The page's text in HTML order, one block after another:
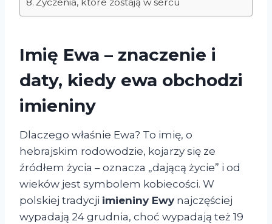
Życzenia, które zostają w sercu
Imię Ewa – znaczenie i
daty, kiedy ewa obchodzi
imieniny
Dlaczego właśnie Ewa? To imię, o
hebrajskim rodowodzie, kojarzy się ze
źródłem życia – oznacza „dającą życie” i od
wieków jest symbolem kobiecości. W
polskiej tradycji imieniny Ewy najczęściej
wypadają 24 grudnia, choć wypadają też 19